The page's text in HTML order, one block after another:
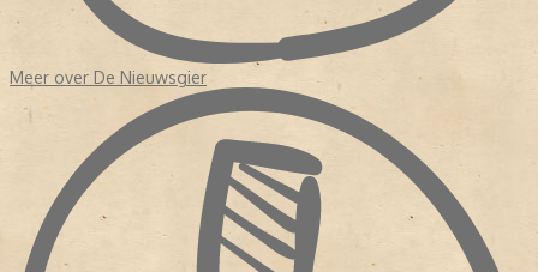
Meer over De Nieuwsgier